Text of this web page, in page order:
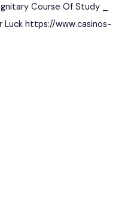
Course Of Study _
Luck https://www.casinos-